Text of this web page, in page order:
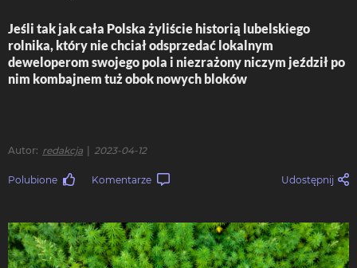
Jeśli tak jak cała Polska żyliście historią lubelskiego
rolnika, który nie chciał odsprzedać lokalnym
deweloperom swojego pola i niezrażony niczym jeździł po
nim kombajnem tuż obok nowych bloków
Autor redakcja 2023-04-12
Polubione Komentarze Udostępnij